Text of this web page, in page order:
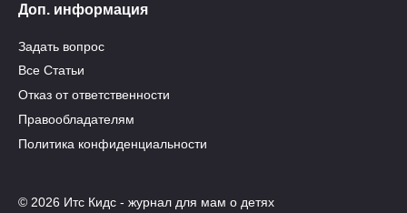
Доп. информация
Задать вопрос
Все Статьи
Отказ от ответственности
Правообладателям
Политика конфиденциальности
© 2026 Итс Кидс - журнал для мам о детях